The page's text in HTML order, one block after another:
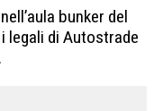
bunker del
legali di Autostrade